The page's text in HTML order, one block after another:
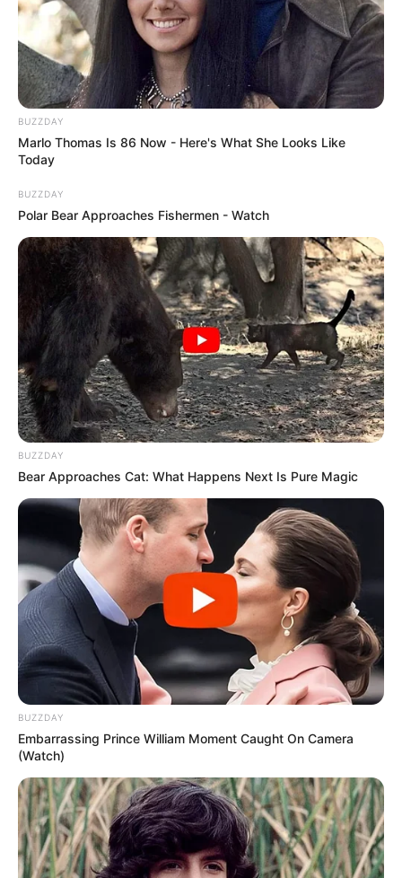
Elo7
BUZZDAY
Marlo Thomas Is 86 Now - Here's What She Looks Like
Today
BUZZDAY
Polar Bear Approaches Fishermen - Watch
BUZZDAY
Bear Approaches Cat: What Happens Next Is Pure Magic
BUZZDAY
Embarrassing Prince William Moment Caught On Camera
(Watch)